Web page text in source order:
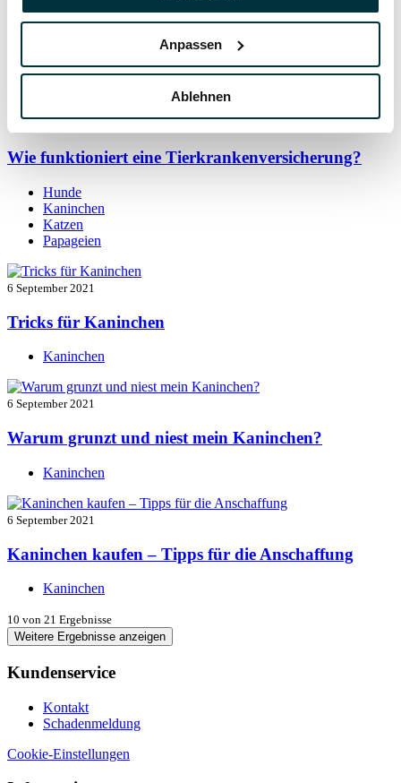
Anpassen
Ablehnen
Kaninchen beschäftigen: so bleibt der Alltag
Kaninchen
7 September 2021
Wie funktioniert eine Tierkrankenversicherung?
Hunde
Kaninchen
Katzen
Papageien
6 September 2021
Tricks für Kaninchen
Kaninchen
6 September 2021
Warum grunzt und niest mein Kaninchen?
Kaninchen
6 September 2021
Kaninchen kaufen – Tipps für die Anschaffung
Kaninchen
10 von 21 Ergebnisse
Weitere Ergebnisse anzeigen
Kundenservice
Kontakt
Schadenmeldung
Cookie-Einstellungen